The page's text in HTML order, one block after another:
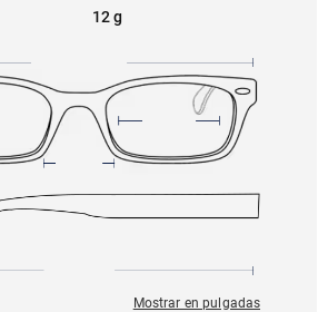
12 g
Mostrar en pulgadas